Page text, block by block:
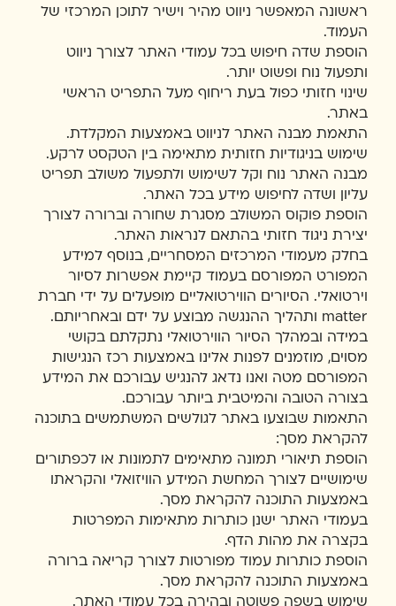
ראשונה המאפשר ניווט מהיר וישיר לתוכן המרכזי של
העמוד.
הוספת שדה חיפוש בכל עמודי האתר לצורך ניווט
ותפעול נוח ופשוט יותר.
שינוי חזותי כפול בעת ריחוף מעל התפריט הראשי
באתר.
התאמת מבנה האתר לניווט באמצעות המקלדת.
שימוש בניגודיות חזותית מתאימה בין הטקסט לרקע.
מבנה האתר נוח וקל לשימוש ולתפעול משולב תפריט
עליון ושדה לחיפוש מידע בכל האתר.
הוספת פוקוס המשולב מסגרת שחורה וברורה לצורך
יצירת ניגוד חזותי בהתאם לנראות האתר.
בחלק מעמודי המרכזים המסחריים, בנוסף למידע
המפורט המפורסם בעמוד קיימת אפשרות לסיור
וירטואלי. הסיורים הווירטואליים מופעלים על ידי חברת
matter ותהליך ההנגשה מבוצע על ידם ובאחריותם.
במידה ובמהלך הסיור הווירטואלי נתקלתם בקושי
מסוים, מוזמנים לפנות אלינו באמצעות רכז הנגישות
המפורסם מטה ואנו נדאג להנגיש עבורכם את המידע
בצורה הטובה והמיטבית ביותר עבורכם.
התאמות שבוצעו באתר לגולשים המשתמשים בתוכנה
להקראת מסך:
הוספת תיאורי תמונה מתאימים לתמונות או לכפתורים
שימושיים לצורך המחשת המידע הוויזואלי והקראתו
באמצעות התוכנה להקראת מסך.
בעמודי האתר ישנן כותרות מתאימות המפרטות
בקצרה את מהות הדף.
הוספת כותרות עמוד מפורטות לצורך קריאה ברורה
באמצעות התוכנה להקראת מסך.
שימוש בשפה פשוטה ובהירה בכל עמודי האתר.